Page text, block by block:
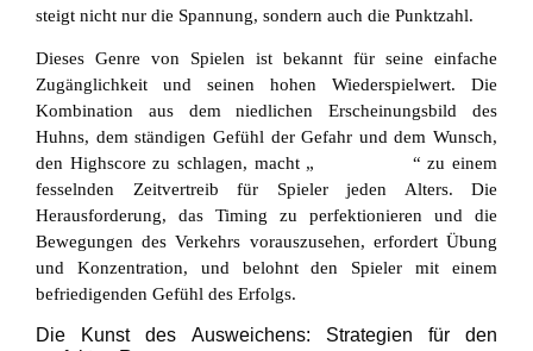
steigt nicht nur die Spannung, sondern auch die Punktzahl.
Dieses Genre von Spielen ist bekannt für seine einfache
Zugänglichkeit und seinen hohen Wiederspielwert. Die
Kombination aus dem niedlichen Erscheinungsbild des
Huhns, dem ständigen Gefühl der Gefahr und dem Wunsch,
den Highscore zu schlagen, macht „
“ zu einem
fesselnden Zeitvertreib für Spieler jeden Alters. Die
Herausforderung, das Timing zu perfektionieren und die
Bewegungen des Verkehrs vorauszusehen, erfordert Übung
und Konzentration, und belohnt den Spieler mit einem
befriedigenden Gefühl des Erfolgs.
Die Kunst des Ausweichens: Strategien für den